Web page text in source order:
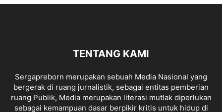
TENTANG KAMI
Sergapreborn merupakan sebuah Media Nasional yang
bergerak di ruang jurnalistik, sebagai entitas pemberian
ruang Publik, Media merupakan literasi mutlak diperlukan
sebagai kemampuan dasar berpikir kritis untuk hidup di